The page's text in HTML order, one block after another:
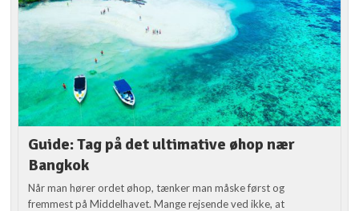
Guide: Tag på det ultimative øhop nær
Bangkok
Når man hører ordet øhop, tænker man måske først og
fremmest på Middelhavet. Mange rejsende ved ikke, at